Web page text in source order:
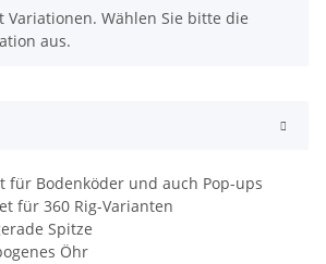
Variationen. Wählen Sie bitte die
aus.
für Bodenköder und auch Pop-ups
für 360 Rig-Varianten
Spitze
Öhr